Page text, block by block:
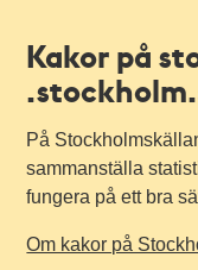
Kakor på
På
sammanställa
fungera på ett bra
Om kakor på